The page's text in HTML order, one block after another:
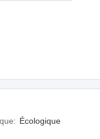
Écologique